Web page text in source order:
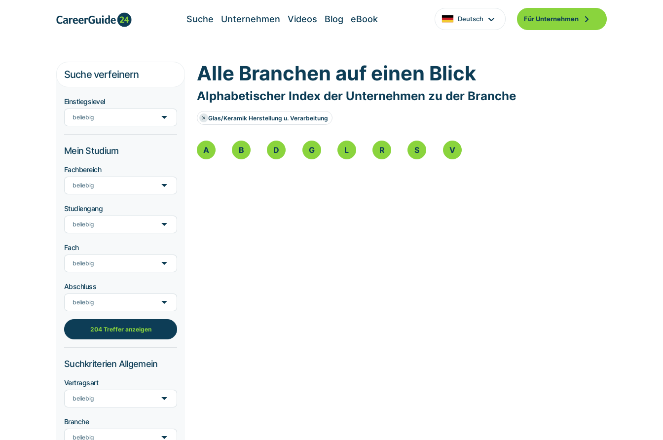
Suche Unternehmen Videos Blog eBook Deutsch Für Unternehmen
Suche verfeinern
Einstiegslevel
beliebig
Mein Studium
Fachbereich
beliebig
Studiengang
beliebig
Fach
beliebig
Abschluss
beliebig
204 Treffer anzeigen
Suchkriterien Allgemein
Vertragsart
beliebig
Branche
beliebig
Alle Branchen auf einen Blick
Alphabetischer Index der Unternehmen zu der Branche
Glas/Keramik Herstellung u. Verarbeitung
A B D G L R S V